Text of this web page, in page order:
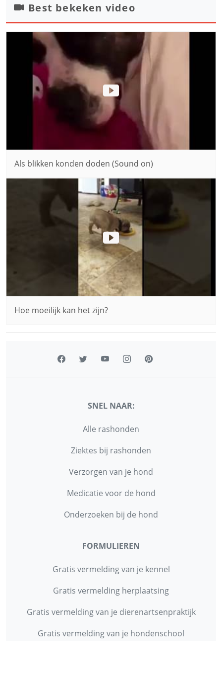
Best bekeken video
Als blikken konden doden (Sound on)
Hoe moeilijk kan het zijn?
SNEL NAAR:
Alle rashonden
Ziektes bij rashonden
Verzorgen van je hond
Medicatie voor de hond
Onderzoeken bij de hond
FORMULIEREN
Gratis vermelding van je kennel
Gratis vermelding herplaatsing
Gratis vermelding van je dierenartsenpraktijk
Gratis vermelding van je hondenschool